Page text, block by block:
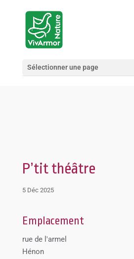
Sélectionner une page
P’tit théâtre
5 Déc 2025
Emplacement
rue de l'armel
Hénon